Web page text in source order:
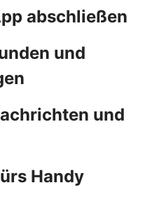
abschließen
und
und
Handy